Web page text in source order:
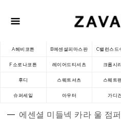
A헤비코튼 B에센셜피마스판 C밸런스드
F소로나코튼 레이어드티셔츠 크롭시
후디 스웨트셔츠 스웨트
슈퍼세일 아우터 가디건
에센셜 미들넥 카라 울 점